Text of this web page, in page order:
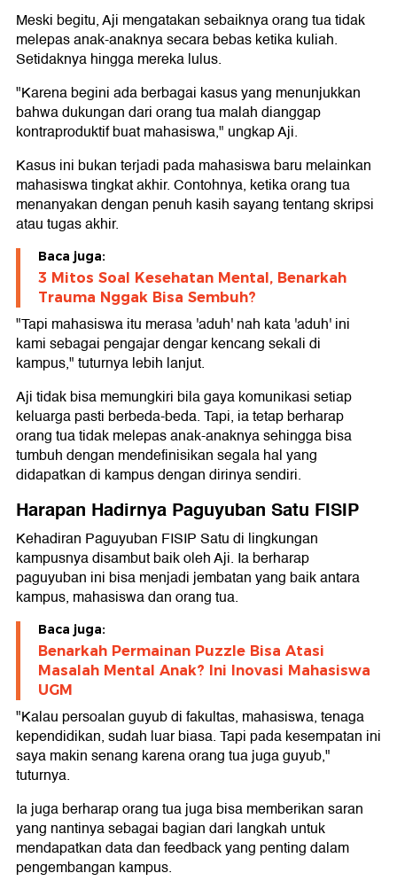
Meski begitu, Aji mengatakan sebaiknya orang tua tidak
melepas anak-anaknya secara bebas ketika kuliah.
Setidaknya hingga mereka lulus.
"Karena begini ada berbagai kasus yang menunjukkan
bahwa dukungan dari orang tua malah dianggap
kontraproduktif buat mahasiswa," ungkap Aji.
Kasus ini bukan terjadi pada mahasiswa baru melainkan
mahasiswa tingkat akhir. Contohnya, ketika orang tua
menanyakan dengan penuh kasih sayang tentang skripsi
atau tugas akhir.
Baca juga:
3 Mitos Soal Kesehatan Mental, Benarkah
Trauma Nggak Bisa Sembuh?
"Tapi mahasiswa itu merasa 'aduh' nah kata 'aduh' ini
kami sebagai pengajar dengar kencang sekali di
kampus," tuturnya lebih lanjut.
Aji tidak bisa memungkiri bila gaya komunikasi setiap
keluarga pasti berbeda-beda. Tapi, ia tetap berharap
orang tua tidak melepas anak-anaknya sehingga bisa
tumbuh dengan mendefinisikan segala hal yang
didapatkan di kampus dengan dirinya sendiri.
Harapan Hadirnya Paguyuban Satu FISIP
Kehadiran Paguyuban FISIP Satu di lingkungan
kampusnya disambut baik oleh Aji. Ia berharap
paguyuban ini bisa menjadi jembatan yang baik antara
kampus, mahasiswa dan orang tua.
Baca juga:
Benarkah Permainan Puzzle Bisa Atasi
Masalah Mental Anak? Ini Inovasi Mahasiswa
UGM
"Kalau persoalan guyub di fakultas, mahasiswa, tenaga
kependidikan, sudah luar biasa. Tapi pada kesempatan ini
saya makin senang karena orang tua juga guyub,"
tuturnya.
Ia juga berharap orang tua juga bisa memberikan saran
yang nantinya sebagai bagian dari langkah untuk
mendapatkan data dan feedback yang penting dalam
pengembangan kampus.